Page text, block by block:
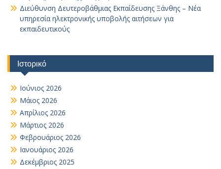
Διεύθυνση Δευτεροβάθμιας Εκπαίδευσης Ξάνθης – Νέα
υπηρεσία ηλεκτρονικής υποβολής αιτήσεων για
εκπαιδευτικούς
Ιστορικό
Ιούνιος 2026
Μάιος 2026
Απρίλιος 2026
Μάρτιος 2026
Φεβρουάριος 2026
Ιανουάριος 2026
Δεκέμβριος 2025